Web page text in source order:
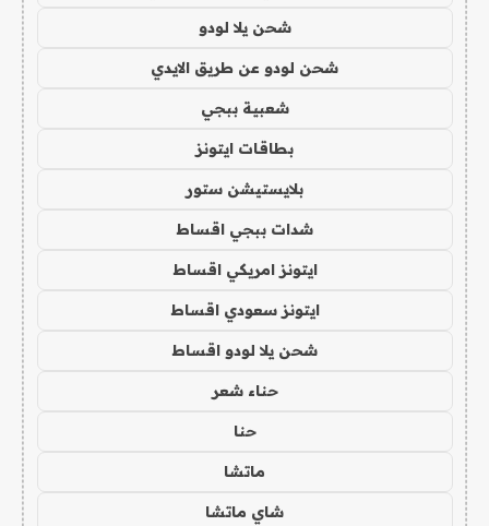
شحن يلا لودو
شحن لودو عن طريق الايدي
شعبية ببجي
بطاقات ايتونز
بلايستيشن ستور
شدات ببجي اقساط
ايتونز امريكي اقساط
ايتونز سعودي اقساط
شحن يلا لودو اقساط
حناء شعر
حنا
ماتشا
شاي ماتشا